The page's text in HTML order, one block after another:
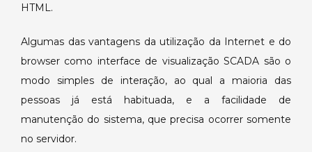
HTML.
Algumas das vantagens da utilização da Internet e do
browser como interface de visualização SCADA são o
modo simples de interação, ao qual a maioria das
pessoas já está habituada, e a facilidade de
manutenção do sistema, que precisa ocorrer somente
no servidor.